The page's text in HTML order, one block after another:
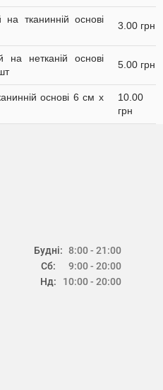
тканинній основі
3.00 грн
на нетканій основі
5.00 грн
основі 6 см х
10.00
грн
Будні:
Сб:
Нд:
8:00 - 21:00
9:00 - 20:00
10:00 - 20:00